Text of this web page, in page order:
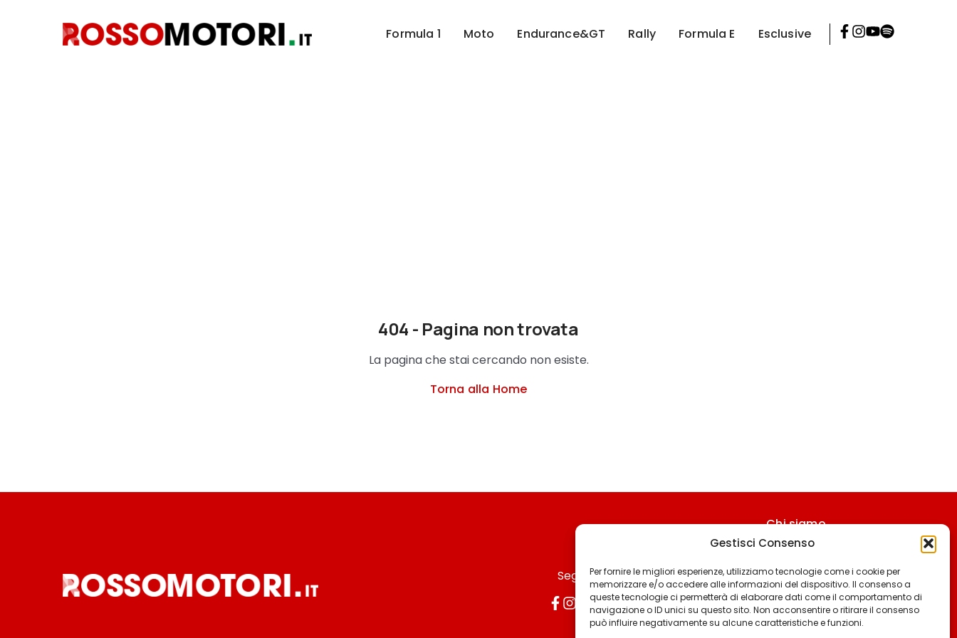
Gestisci Consenso
Per fornire le migliori esperienze, utilizziamo tecnologie come i cookie per
memorizzare e/o accedere alle informazioni del dispositivo. Il consenso a
queste tecnologie ci permetterà di elaborare dati come il comportamento di
navigazione o ID unici su questo sito. Non acconsentire o ritirare il consenso
può influire negativamente su alcune caratteristiche e funzioni.
Formula 1 Moto Endurance&GT Rally Formula E Esclusive
404 - Pagina non trovata
La pagina che stai cercando non esiste.
Torna alla Home
Seguici
Chi siamo
Contattaci
Termini & Condizioni
Cookie policy
Privacy policy